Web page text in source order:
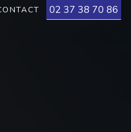
02 37 38 70 86